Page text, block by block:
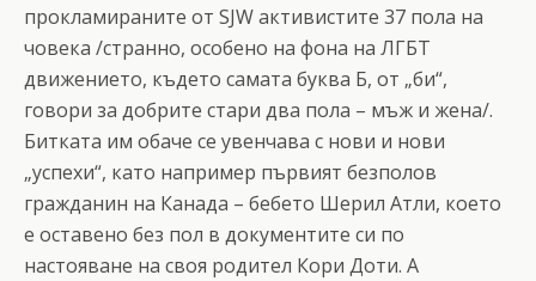
прокламираните от SJW активистите 37 пола на
човека /странно, особено на фона на ЛГБТ
движението, където самата буква Б, от „би“,
говори за добрите стари два пола – мъж и жена/.
Битката им обаче се увенчава с нови и нови
„успехи“, като например първият безполов
гражданин на Канада – бебето Шерил Атли, което
е оставено без пол в документите си по
настояване на своя родител Кори Доти. А